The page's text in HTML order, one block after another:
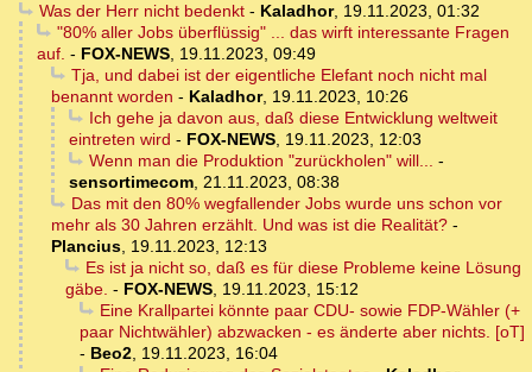
Was der Herr nicht bedenkt- Kaladhor, 19.11.2023, 01:32
"80% aller Jobs überflüssig" ... das wirft interessante Fragen
auf. - FOX-NEWS, 19.11.2023, 09:49
Tja, und dabei ist der eigentliche Elefant noch nicht mal
benannt worden - Kaladhor, 19.11.2023, 10:26
Ich gehe ja davon aus, daß diese Entwicklung weltweit
eintreten wird - FOX-NEWS, 19.11.2023, 12:03
Wenn man die Produktion "zurückholen" will... -
sensortimecom, 21.11.2023, 08:38
Das mit den 80% wegfallender Jobs wurde uns schon vor
mehr als 30 Jahren erzählt. Und was ist die Realität? -
Plancius, 19.11.2023, 12:13
Es ist ja nicht so, daß es für diese Probleme keine Lösung
gäbe. - FOX-NEWS, 19.11.2023, 15:12
Eine Krallpartei könnte paar CDU- sowie FDP-Wähler (+
paar Nichtwähler) abzwacken - es änderte aber nichts. [oT]
- Beo2, 19.11.2023, 16:04